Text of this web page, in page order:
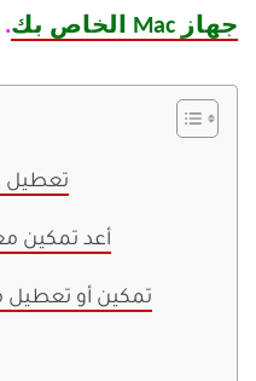
جهاز Mac الخاص بك .
تعطيل
أعد تمكين
تمكين أو تعطيل